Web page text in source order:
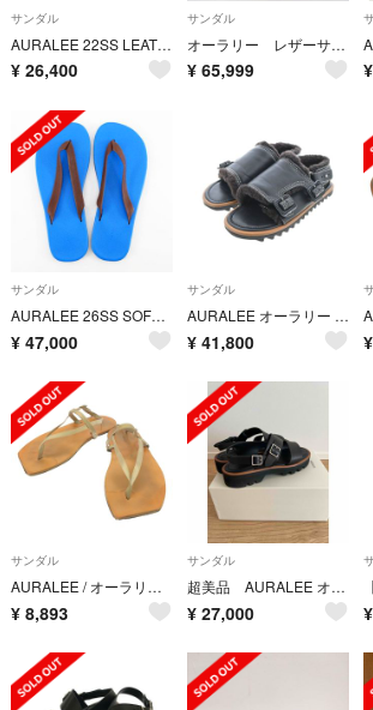
サンダル
AURALEE 22SS LEATHER BELT SANDALS GREEN
¥ 26,400
サンダル
オーラリー レザーサンダル 26SS
¥ 65,999 ¥
サンダル
AURALEE 26SS SOFT LEATHER FLIP-FLOPS 27
¥ 47,000
サンダル
AURALEE オーラリー サンダル 26.5cm 黒 【古着】【中古】【送料無料】
¥ 41,800 ¥
サンダル
AURALEE / オーラリー | 2023SS | BELTED LEATHER SANDALS MADE BY FOOT THE COACHER ベルテッド レザー サンダル フットザコーチャー | 9 | ベージュ | メンズ
¥ 8,893
サンダル
超美品 AURALEE オーラリー レザーベルトサンダル
¥ 27,000 ¥